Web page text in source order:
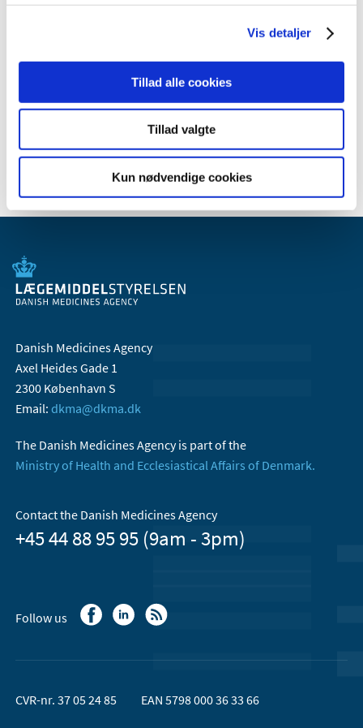
Vis detaljer
Tillad alle cookies
Tillad valgte
Kun nødvendige cookies
2012 (11)
2008 (7)
2006 (10)
Danish Medicines Agency
Axel Heides Gade 1
2300 København S
Email: dkma@dkma.dk
The Danish Medicines Agency is part of the
Ministry of Health and Ecclesiastical Affairs of Denmark.
Contact the Danish Medicines Agency
+45 44 88 95 95 (9am - 3pm)
Follow us
CVR-nr. 37 05 24 85 EAN 5798 000 36 33 66